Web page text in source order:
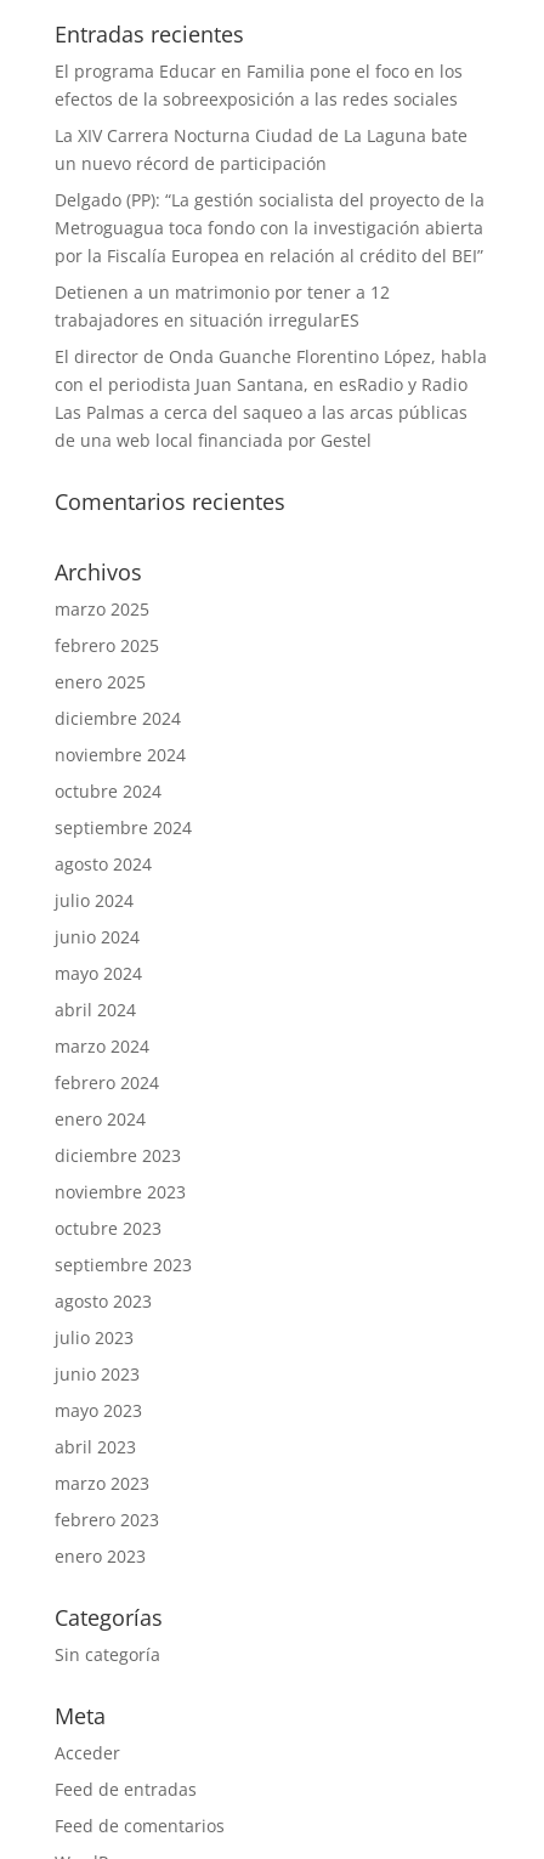
Entradas recientes
El programa Educar en Familia pone el foco en los
efectos de la sobreexposición a las redes sociales
La XIV Carrera Nocturna Ciudad de La Laguna bate
un nuevo récord de participación
Delgado (PP): “La gestión socialista del proyecto de la
Metroguagua toca fondo con la investigación abierta
por la Fiscalía Europea en relación al crédito del BEI”
Detienen a un matrimonio por tener a 12
trabajadores en situación irregularES
El director de Onda Guanche Florentino López, habla
con el periodista Juan Santana, en esRadio y Radio
Las Palmas a cerca del saqueo a las arcas públicas
de una web local financiada por Gestel
Comentarios recientes
Archivos
marzo 2025
febrero 2025
enero 2025
diciembre 2024
noviembre 2024
octubre 2024
septiembre 2024
agosto 2024
julio 2024
junio 2024
mayo 2024
abril 2024
marzo 2024
febrero 2024
enero 2024
diciembre 2023
noviembre 2023
octubre 2023
septiembre 2023
agosto 2023
julio 2023
junio 2023
mayo 2023
abril 2023
marzo 2023
febrero 2023
enero 2023
Categorías
Sin categoría
Meta
Acceder
Feed de entradas
Feed de comentarios